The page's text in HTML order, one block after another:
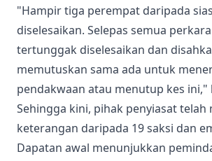
"Hampir tiga perempat daripada
diselesaikan. Selepas semua
tertunggak diselesaikan dan
memutuskan sama ada untuk
pendakwaan atau menutup kes ini,"
Sehingga kini, pihak penyiasat telah
keterangan daripada 19 saksi dan
Dapatan awal menunjukkan